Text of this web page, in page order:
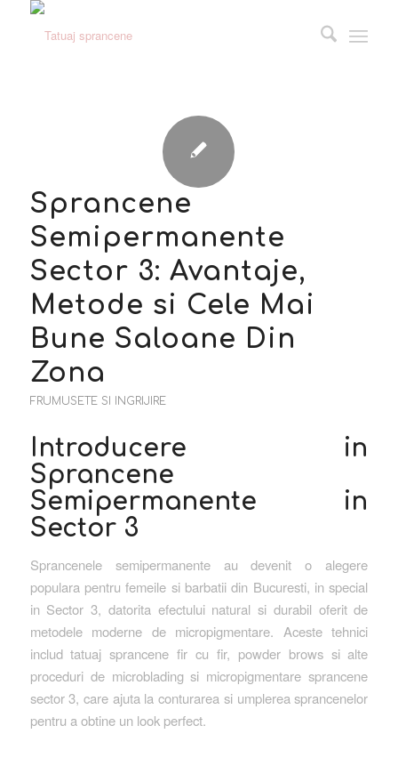
Sprancene
Semipermanente
Sector 3: Avantaje,
Metode si Cele Mai
Bune Saloane Din
Zona
FRUMUSETE SI INGRIJIRE
Introducere in
Sprancene
Semipermanente in
Sector 3
Sprancenele semipermanente au devenit o alegere
populara pentru femeile si barbatii din Bucuresti, in special
in Sector 3, datorita efectului natural si durabil oferit de
metodele moderne de micropigmentare. Aceste tehnici
includ tatuaj sprancene fir cu fir, powder brows si alte
proceduri de microblading si micropigmentare sprancene
sector 3, care ajuta la conturarea si umplerea sprancenelor
pentru a obtine un look perfect.